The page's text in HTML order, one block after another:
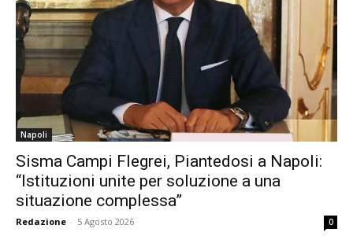
Napoli
Sisma Campi Flegrei, Piantedosi a Napoli:
“Istituzioni unite per soluzione a una
situazione complessa”
Redazione - 5 Agosto 2026 0